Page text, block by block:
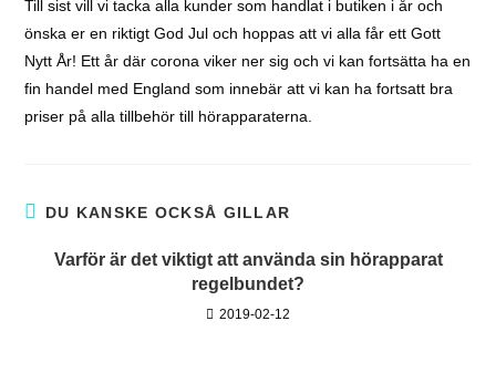
Till sist vill vi tacka alla kunder som handlat i butiken i år och
önska er en riktigt God Jul och hoppas att vi alla får ett Gott
Nytt År! Ett år där corona viker ner sig och vi kan fortsätta ha en
fin handel med England som innebär att vi kan ha fortsatt bra
priser på alla tillbehör till hörapparaterna.
DU KANSKE OCKSÅ GILLAR
Varför är det viktigt att använda sin hörapparat
regelbundet?
2019-02-12